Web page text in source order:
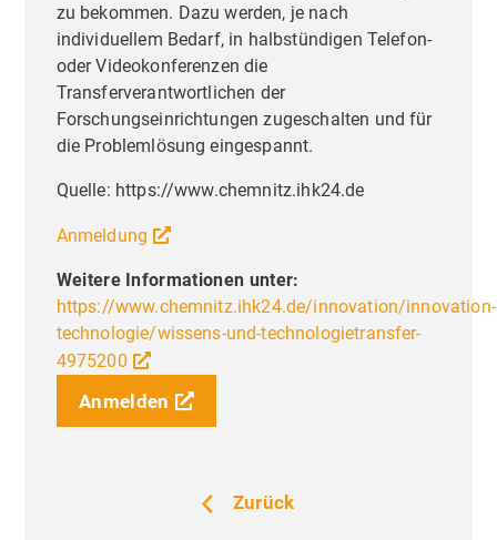
zu bekommen. Dazu werden, je nach
individuellem Bedarf, in halbstündigen Telefon-
oder Videokonferenzen die
Transferverantwortlichen der
Forschungseinrichtungen zugeschalten und für
die Problemlösung eingespannt.
Quelle: https://www.chemnitz.ihk24.de
Anmeldung
Weitere Informationen unter:
https://www.chemnitz.ihk24.de/innovation/innovation-
technologie/wissens-und-technologietransfer-
4975200
Anmelden
Zurück
Liebe Besucher,